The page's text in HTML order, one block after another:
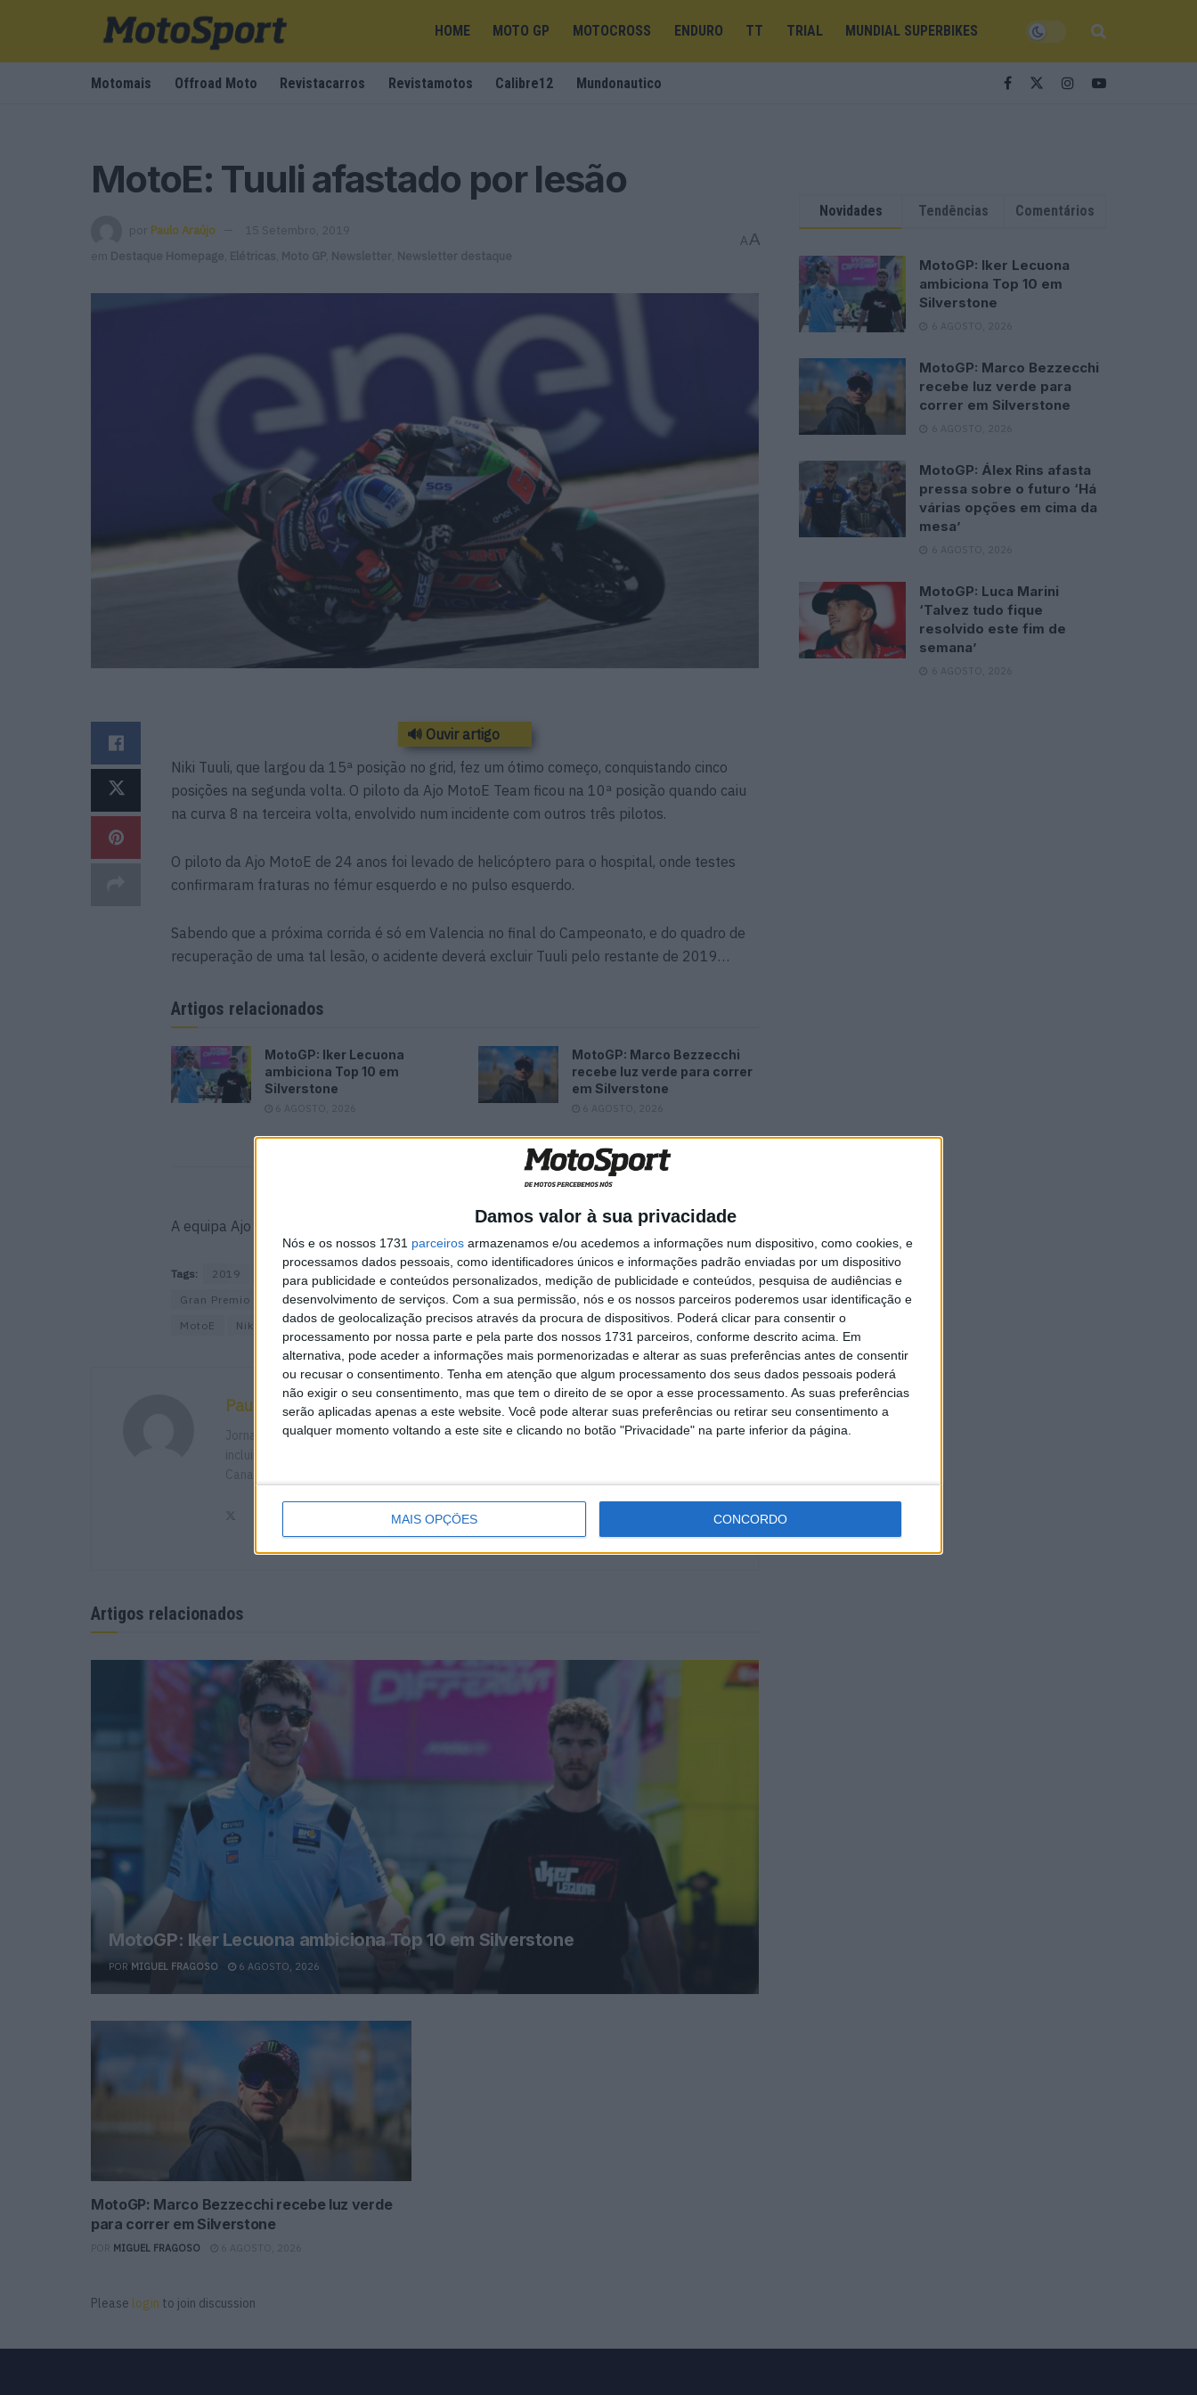
Damos valor à sua privacidade
Nós e os nossos 1731 parceiros armazenamos e/ou acedemos a informações num dispositivo, como cookies, e
processamos dados pessoais, como identificadores únicos e informações padrão enviadas por um dispositivo
para publicidade e conteúdos personalizados, medição de publicidade e conteúdos, pesquisa de audiências e
desenvolvimento de serviços. Com a sua permissão, nós e os nossos parceiros poderemos usar identificação e
dados de geolocalização precisos através da procura de dispositivos. Poderá clicar para consentir o
processamento por nossa parte e pela parte dos nossos 1731 parceiros, conforme descrito acima. Em
alternativa, pode aceder a informações mais pormenorizadas e alterar as suas preferências antes de consentir
ou recusar o consentimento. Tenha em atenção que algum processamento dos seus dados pessoais poderá
não exigir o seu consentimento, mas que tem o direito de se opor a esse processamento. As suas preferências
serão aplicadas apenas a este website. Você pode alterar suas preferências ou retirar seu consentimento a
qualquer momento voltando a este site e clicando no botão "Privacidade" na parte inferior da página.
MAIS OPÇÕES CONCORDO
HOME MOTO GP MOTOCROSS ENDURO TT TRIAL MUNDIAL SUPERBIKES
Motomais Offroad Moto Revistacarros Revistamotos Calibre12 Mundonautico
MotoE: Tuuli afastado por lesão
por Paulo Araújo
15 Setembro, 2019
em
Destaque Homepage Elétricas Moto GP Newsletter Newsletter destaque
AA
🔊 Ouvir artigo
Niki Tuuli, que largou da 15ª posição no grid, fez um ótimo começo, conquistando cinco
posições na segunda volta. O piloto da Ajo MotoE Team ficou na 10ª posição quando caiu
na curva 8 na terceira volta, envolvido num incidente com outros três pilotos.
O piloto da Ajo MotoE de 24 anos foi levado de helicóptero para o hospital, onde testes
confirmaram fraturas no fémur esquerdo e no pulso esquerdo.
Sabendo que a próxima corrida é só em Valencia no final do Campeonato, e do quadro de
recuperação de uma tal lesão, o acidente deverá excluir Tuuli pelo restante de 2019…
Artigos relacionados
MotoGP: Iker Lecuona
ambiciona Top 10 em
Silverstone
6 AGOSTO, 2026
MotoGP: Marco Bezzecchi
recebe luz verde para correr
em Silverstone
6 AGOSTO, 2026
A equipa Ajo não anunciou até agora planos para o substituir.
Tags: 2019 DiMeglio
Finlândia
Gran Premio Octo de San Marino e Della Riviera Di Rimini
Grande Prémio de San Marino
MotoE
Nikki Simeon Tuuli
Paulo Araújo
Jornalista especialista de velocidade, MotoGP e SBK com mais de 36 anos de atividade,
incluindo Imprensa, Radio e TV e trabalhos publicados no Reino Unido, Irlanda, Grécia,
Canadá e Brasil além de Portugal
Artigos relacionados
MotoGP: Iker Lecuona ambiciona Top 10 em Silverstone
POR MIGUEL FRAGOSO 6 AGOSTO, 2026
MotoGP: Marco Bezzecchi recebe luz verde
para correr em Silverstone
MIGUEL FRAGOSO 6 AGOSTO, 2026
Please login to join discussion
Novidades Tendências Comentários
MotoGP: Iker Lecuona
ambiciona Top 10 em
Silverstone
6 AGOSTO, 2026
MotoGP: Marco Bezzecchi
recebe luz verde para
correr em Silverstone
6 AGOSTO, 2026
MotoGP: Álex Rins afasta
pressa sobre o futuro ‘Há
várias opções em cima da
mesa’
6 AGOSTO, 2026
MotoGP: Luca Marini
‘Talvez tudo fique
resolvido este fim de
semana’
6 AGOSTO, 2026